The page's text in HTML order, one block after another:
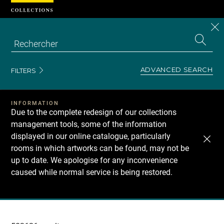
FILTERS ADVANCED SEARCH
INFORMATION
Due to the complete redesign of our collections
management tools, some of the information
displayed in our online catalogue, particularly
rooms in which artworks can be found, may not be
up to date. We apologise for any inconvenience
caused while normal service is being restored.
Recherche
Cookies management panel